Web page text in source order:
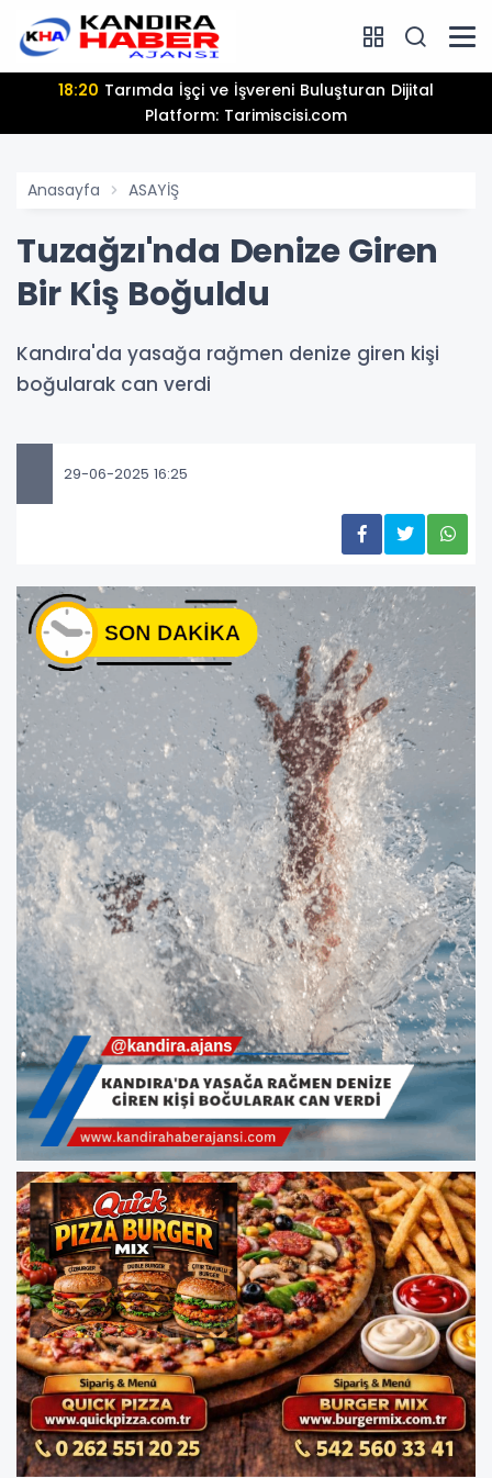
13:25 Hamiyet Elmas Son Yolculuğuna Uğurlanıyor
Anasayfa ASAYİŞ
Tuzağzı'nda Denize Giren
Bir Kiş Boğuldu
Kandıra'da yasağa rağmen denize giren kişi
boğularak can verdi
29-06-2025 16:25